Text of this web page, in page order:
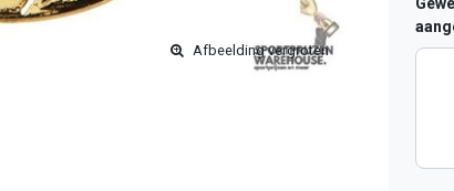
Afbeelding vergroten